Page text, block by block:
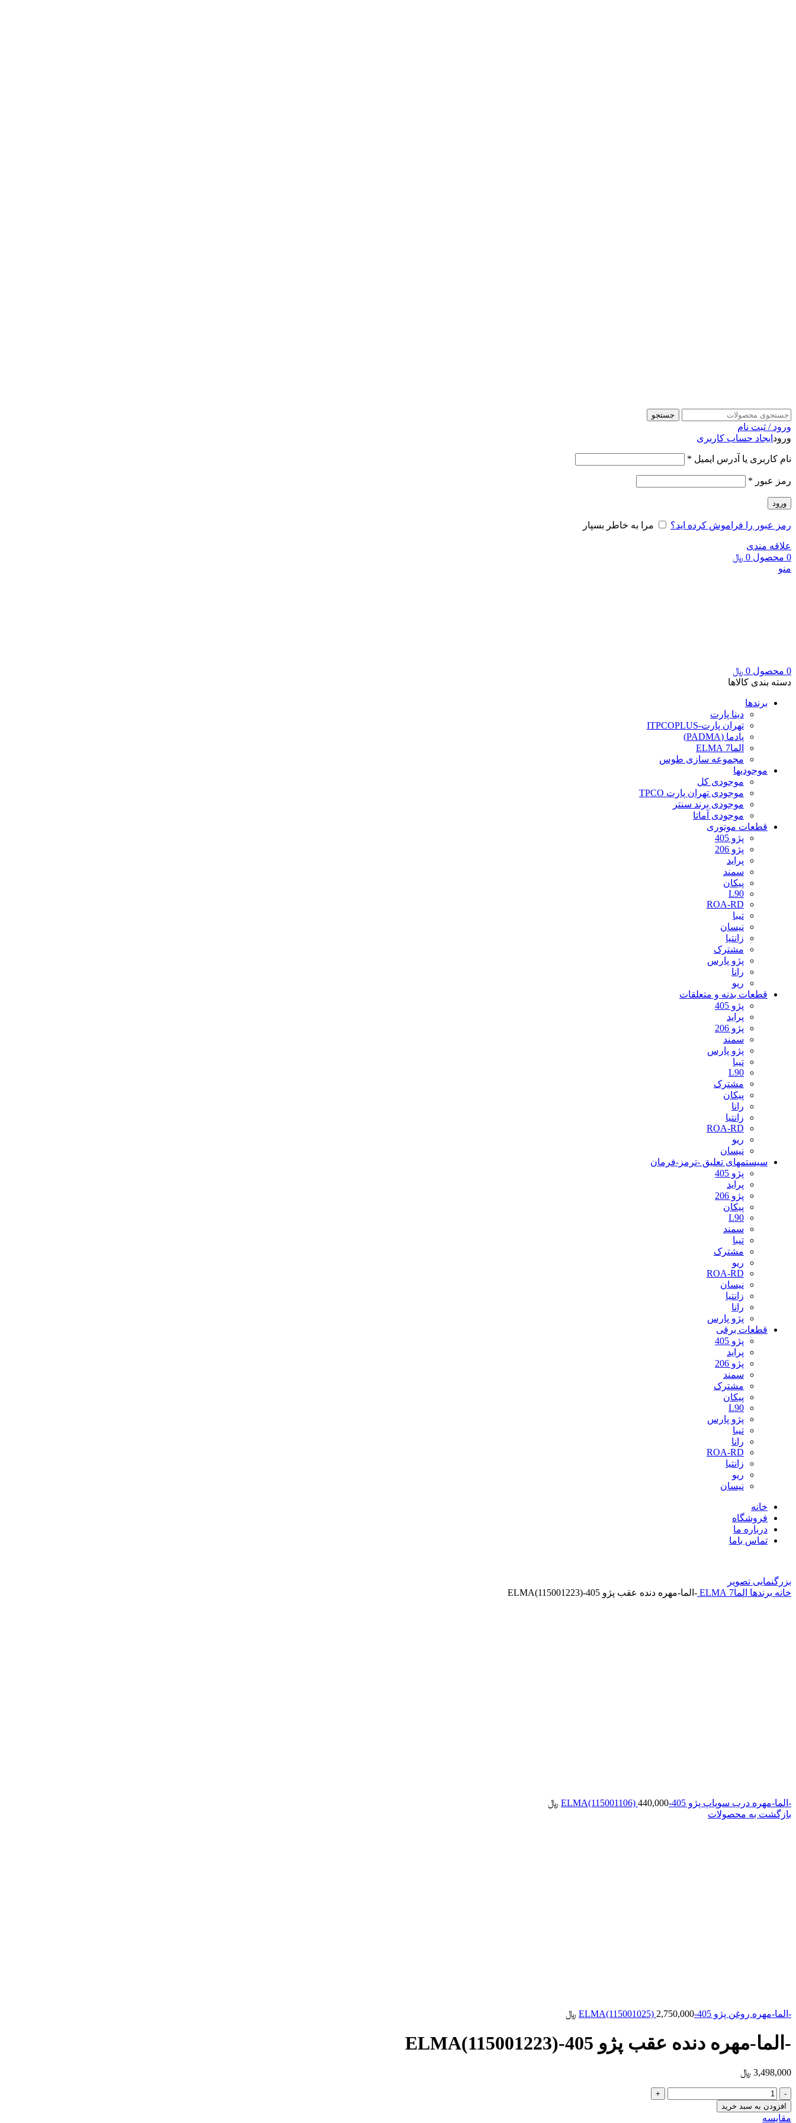
جستجو
ورود / ثبت نام
ورود ایجاد حساب کاربری
نام کاربری یا آدرس ایمیل *
رمز عبور *
ورود
رمز عبور را فراموش کرده اید؟ مرا به خاطر بسپار
علاقه مندی
0 محصول 0 ﷼
منو
0 محصول 0 ﷼
دسته بندی کالاها
برندها
دینا پارت
تهران پارت-ITPCOPLUS
پادما (PADMA)
الما7 ELMA
مجموعه سازی طوس
موجودیها
موجودی کل
موجودی تهران پارت TPCO
موجودی برند سنتر
موجودی آماتا
قطعات موتوری
پژو 405
پژو 206
پراید
سمند
پیکان
L90
ROA-RD
تیبا
نیسان
زانتیا
مشترک
پژو پارس
رانا
ریو
قطعات بدنه و متعلقات
پژو 405
پراید
پژو 206
سمند
پژو پارس
تیبا
L90
مشترک
پیکان
رانا
زانتیا
ROA-RD
ریو
نیسان
سیستمهای تعلیق -ترمز-فرمان
پژو 405
پراید
پژو 206
پیکان
L90
سمند
تیبا
مشترک
ریو
ROA-RD
نیسان
زانتیا
رانا
پژو پارس
قطعات برقی
پژو 405
پراید
پژو 206
سمند
مشترک
پیکان
L90
پژو پارس
تیبا
رانا
ROA-RD
زانتیا
ریو
نیسان
خانه
فروشگاه
درباره ما
تماس باما
بزرگنمایی تصویر
خانه برندها الما7 ELMA -الما-مهره دنده عقب پژو 405-ELMA(115001223)
-الما-مهره درب سوپاپ پژو 405-ELMA(115001106) 440,000
﷼
بازگشت به محصولات
-الما-مهره روغن پژو 405-ELMA(115001025) 2,750,000 ﷼
-الما-مهره دنده عقب پژو 405-ELMA(115001223)
3,498,000 ﷼
افزودن به سبد خرید
مقایسه